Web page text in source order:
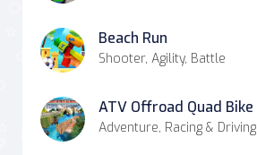
Beach Run
Shooter, Agility, Battle
Adventure, Racing & Driving